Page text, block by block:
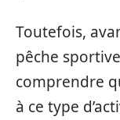
Toutefois,
pêche
comprendre
à ce type